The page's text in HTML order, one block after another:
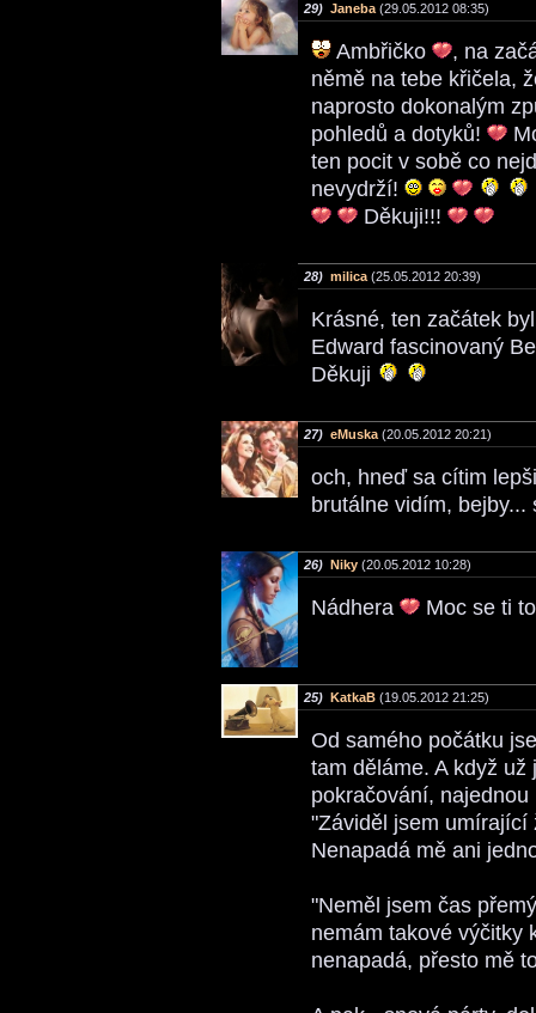
29) Janeba (29.05.2012 08:35)
Ambřičko
, na
němě na tebe křičela,
naprosto dokonalým
pohledů a dotyků!
ten pocit v sobě co
nevydrží!
Děkuji!!!
28) milica (25.05.2012 20:39)
Krásné, ten začátek
Edward fascinovaný
Děkuji
27) eMuska (20.05.2012 20:21)
och, hneď sa cítim
brutálne vidím, bejby...
26) Niky (20.05.2012 10:28)
Nádhera Moc se ti
25) KatkaB (19.05.2012 21:25)
Od samého počátku
tam děláme. A když
pokračování,
"Záviděl jsem umírající
Nenapadá mě ani
"Neměl jsem čas
nemám takové výčitky
nenapadá, přesto mě